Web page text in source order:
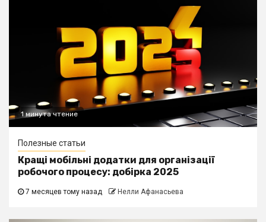
1 минута чтение
Полезные статьи
Кращі мобільні додатки для організації
робочого процесу: добірка 2025
7 месяцев тому назад Нелли Афанасьева